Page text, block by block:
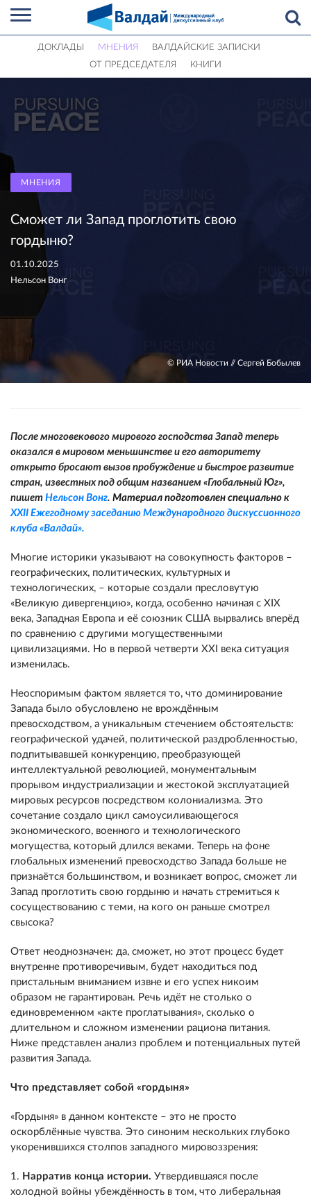
ДОКЛАДЫ МНЕНИЯ
ВАЛДАЙСКИЕ ЗАПИСКИ
ОТ ПРЕДСЕДАТЕЛЯ
КНИГИ
МНЕНИЯ
Сможет ли Запад проглотить свою
гордыню?
01.10.2025
Нельсон Вонг
© РИА Новости // Сергей Бобылев
После многовекового мирового господства Запад теперь
оказался в мировом меньшинстве и его авторитету
открыто бросают вызов пробуждение и быстрое развитие
стран, известных под общим названием «Глобальный Юг»,
пишет Нельсон Вонг. Материал подготовлен специально к
XXII Ежегодному заседанию Международного дискуссионного
клуба «Валдай».
Многие историки указывают на совокупность факторов –
географических, политических, культурных и
технологических, – которые создали пресловутую
«Великую дивергенцию», когда, особенно начиная с XIX
века, Западная Европа и её союзник США вырвались вперёд
по сравнению с другими могущественными
цивилизациями. Но в первой четверти XXI века ситуация
изменилась.
Неоспоримым фактом является то, что доминирование
Запада было обусловлено не врождённым
превосходством, а уникальным стечением обстоятельств:
географической удачей, политической раздробленностью,
подпитывавшей конкуренцию, преобразующей
интеллектуальной революцией, монументальным
прорывом индустриализации и жестокой эксплуатацией
мировых ресурсов посредством колониализма. Это
сочетание создало цикл самоусиливающегося
экономического, военного и технологического
могущества, который длился веками. Теперь на фоне
глобальных изменений превосходство Запада больше не
признаётся большинством, и возникает вопрос, сможет ли
Запад проглотить свою гордыню и начать стремиться к
сосуществованию с теми, на кого он раньше смотрел
свысока?
Ответ неоднозначен: да, сможет, но этот процесс будет
внутренне противоречивым, будет находиться под
пристальным вниманием извне и его успех никоим
образом не гарантирован. Речь идёт не столько о
единовременном «акте проглатывания», сколько о
длительном и сложном изменении рациона питания.
Ниже представлен анализ проблем и потенциальных путей
развития Запада.
Что представляет собой «гордыня»
«Гордыня» в данном контексте – это не просто
оскорблённые чувства. Это синоним нескольких глубоко
укоренившихся столпов западного мировоззрения:
1. Нарратив конца истории. Утвердившаяся после
холодной войны убеждённость в том, что либеральная